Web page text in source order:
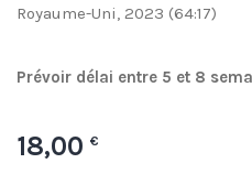
Royaume-Uni, 2023 (64:17)
Prévoir délai entre 5 et 8
18,00 €